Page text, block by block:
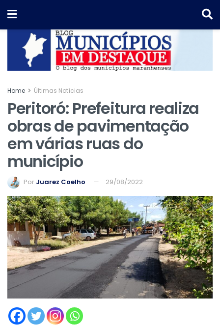
Home Últimas Notícias
Peritoró: Prefeitura realiza
obras de pavimentação
em várias ruas do
município
Por Juarez Coelho 29/08/2022